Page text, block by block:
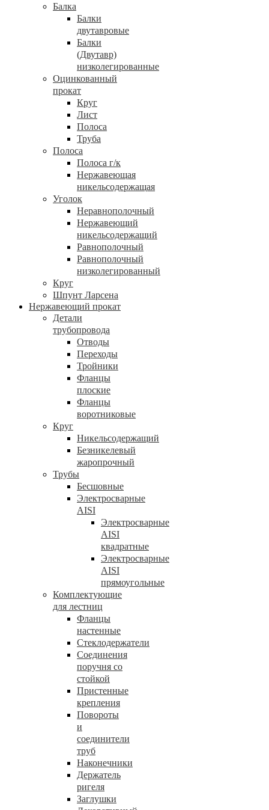
Балка
Балки
двутавровые
Балки
(Двутавр)
низколегированные
Оцинкованный
прокат
Круг
Лист
Полоса
Труба
Полоса
Полоса г/к
Нержавеющая
никельсодержащая
Уголок
Неравнополочный
Нержавеющий
никельсодержащий
Равнополочный
Равнополочный
низколегированный
Круг
Шпунт Ларсена
Нержавеющий прокат
Детали
трубопровода
Отводы
Переходы
Тройники
Фланцы
плоские
Фланцы
воротниковые
Круг
Никельсодержащий
Безникелевый
жаропрочный
Трубы
Бесшовные
Электросварные
AISI
Электросварные
AISI
квадратные
Электросварные
AISI
прямоугольные
Комплектующие
для лестниц
Фланцы
настенные
Стеклодержатели
Соединения
поручня со
стойкой
Пристенные
крепления
Повороты
и
соединители
труб
Наконечники
Держатель
ригеля
Заглушки